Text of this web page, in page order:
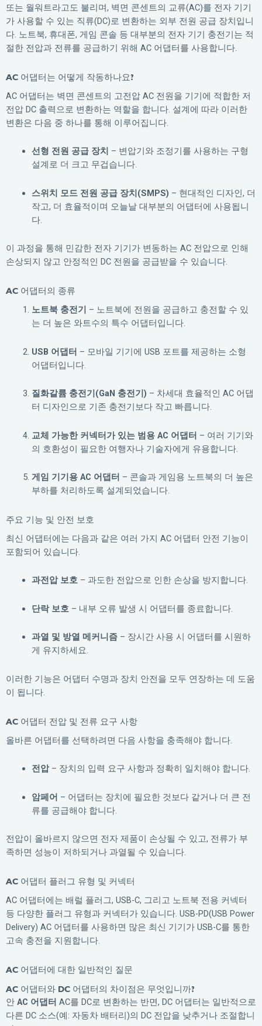
또는 월워트라고도 불리며, 벽면 콘센트의 교류(AC)를 전자 기기
가 사용할 수 있는 직류(DC)로 변환하는 외부 전원 공급 장치입니
다. 노트북, 휴대폰, 게임 콘솔 등 대부분의 전자 기기 충전기는 적
절한 전압과 전류를 공급하기 위해 AC 어댑터를 사용합니다.
AC 어댑터는 어떻게 작동하나요?
AC 어댑터는 벽면 콘센트의 고전압 AC 전원을 기기에 적합한 저
전압 DC 출력으로 변환하는 역할을 합니다. 설계에 따라 이러한
변환은 다음 중 하나를 통해 이루어집니다.
선형 전원 공급 장치 – 변압기와 조정기를 사용하는 구형
설계로 더 크고 무겁습니다.
스위치 모드 전원 공급 장치(SMPS) – 현대적인 디자인, 더
작고, 더 효율적이며 오늘날 대부분의 어댑터에 사용됩니
다.
이 과정을 통해 민감한 전자 기기가 변동하는 AC 전압으로 인해
손상되지 않고 안정적인 DC 전원을 공급받을 수 있습니다.
AC 어댑터의 종류
노트북 충전기 – 노트북에 전원을 공급하고 충전할 수 있
는 더 높은 와트수의 특수 어댑터입니다.
USB 어댑터 – 모바일 기기에 USB 포트를 제공하는 소형
어댑터입니다.
질화갈륨 충전기(GaN 충전기) – 차세대 효율적인 AC 어댑
터 디자인으로 기존 충전기보다 작고 빠릅니다.
교체 가능한 커넥터가 있는 범용 AC 어댑터 – 여러 기기와
의 호환성이 필요한 여행자나 기술자에게 유용합니다.
게임 기기용 AC 어댑터 – 콘솔과 게임용 노트북의 더 높은
부하를 처리하도록 설계되었습니다.
주요 기능 및 안전 보호
최신 어댑터에는 다음과 같은 여러 가지 AC 어댑터 안전 기능이
포함되어 있습니다.
과전압 보호– 과도한 전압으로 인한 손상을 방지합니다.
단락 보호– 내부 오류 발생 시 어댑터를 종료합니다.
과열 및 방열 메커니즘– 장시간 사용 시 어댑터를 시원하
게 유지하세요.
이러한 기능은 어댑터 수명과 장치 안전을 모두 연장하는 데 도움
이 됩니다.
AC 어댑터 전압 및 전류 요구 사항
올바른 어댑터를 선택하려면 다음 사항을 충족해야 합니다.
전압– 장치의 입력 요구 사항과 정확히 일치해야 합니다.
암페어 – 어댑터는 장치에 필요한 것보다 같거나 더 큰 전
류를 공급해야 합니다.
전압이 올바르지 않으면 전자 제품이 손상될 수 있고, 전류가 부
족하면 성능이 저하되거나 과열될 수 있습니다.
AC 어댑터 플러그 유형 및 커넥터
AC 어댑터에는 배럴 플러그, USB-C, 그리고 노트북 전용 커넥터
등 다양한 플러그 유형과 커넥터가 있습니다. USB-PD(USB Power
Delivery) AC 어댑터를 사용하면 많은 최신 기기가 USB-C를 통한
고속 충전을 지원합니다.
AC 어댑터에 대한 일반적인 질문
AC 어댑터와 DC 어댑터의 차이점은 무엇입니까?
안 AC 어댑터 AC를 DC로 변환하는 반면, DC 어댑터는 일반적으로
다른 DC 소스(예: 자동차 배터리)의 DC 전압을 낮추거나 조절합니